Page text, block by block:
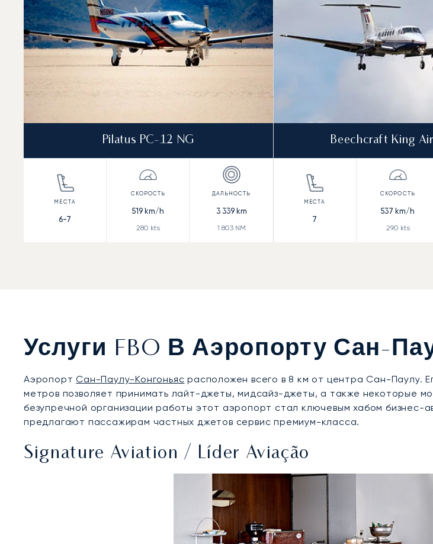
Pilatus PC-12 NG
6-7
519km/h
280 kts
3 339km
1 803NM
Beechcraft King
7
537 km/h
290 kts
Услуги FBO В Аэропорту Сан-
АэропортСан-Паулу-Конгоньяс расположен всего в 8 км от центра Сан-Паулу.
метров позволяет принимать лайт-джеты, мидсайз-джеты, а также некоторые
безупречной организации работы этот аэропорт стал ключевым хабом
предлагают пассажирам частных джетов сервис премиум-класса.
Signature Aviation / Líder Aviação